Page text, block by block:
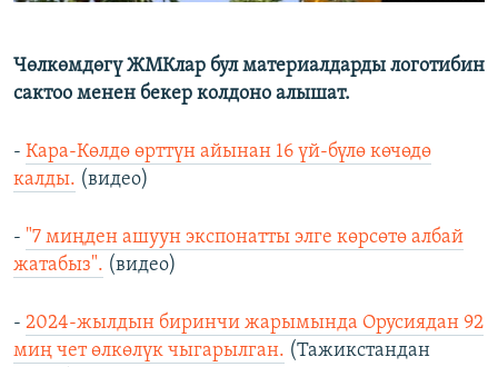
Чөлкөмдөгү ЖМКлар бул материалдарды логотибин
сактоо менен бекер колдоно алышат.
- Кара-Көлдө өрттүн айынан 16 үй-бүлө көчөдө
калды. (видео)
- "7 миңден ашуун экспонатты элге көрсөтө албай
жатабыз". (видео)
- 2024-жылдын биринчи жарымында Орусиядан 92
миң чет өлкөлүк чыгарылган. (Тажикстандан